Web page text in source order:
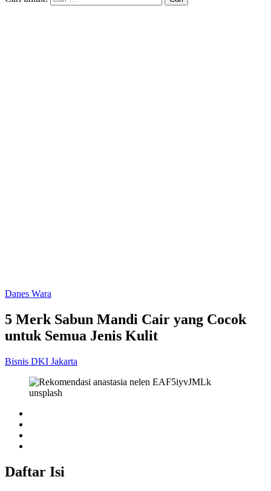
Danes Wara
5 Merk Sabun Mandi Cair yang Cocok
untuk Semua Jenis Kulit
Bisnis DKI Jakarta
Daftar Isi